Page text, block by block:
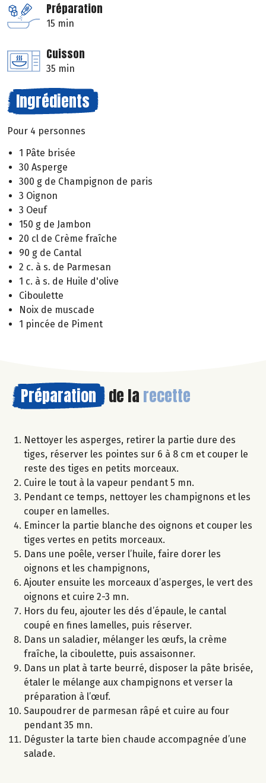
Préparation
15 min
Cuisson
35 min
Ingrédients
Pour 4 personnes
1 Pâte brisée
30 Asperge
300 g de Champignon de paris
3 Oignon
3 Oeuf
150 g de Jambon
20 cl de Crème fraîche
90 g de Cantal
2 c. à s. de Parmesan
1 c. à s. de Huile d'olive
Ciboulette
Noix de muscade
1 pincée de Piment
Préparation de la recette
Nettoyer les asperges, retirer la partie dure des
tiges, réserver les pointes sur 6 à 8 cm et couper le
reste des tiges en petits morceaux.
Cuire le tout à la vapeur pendant 5 mn.
Pendant ce temps, nettoyer les champignons et les
couper en lamelles.
Emincer la partie blanche des oignons et couper les
tiges vertes en petits morceaux.
Dans une poêle, verser l’huile, faire dorer les
oignons et les champignons,
Ajouter ensuite les morceaux d’asperges, le vert des
oignons et cuire 2-3 mn.
Hors du feu, ajouter les dés d’épaule, le cantal
coupé en fines lamelles, puis réserver.
Dans un saladier, mélanger les œufs, la crème
fraîche, la ciboulette, puis assaisonner.
Dans un plat à tarte beurré, disposer la pâte brisée,
étaler le mélange aux champignons et verser la
préparation à l’œuf.
Saupoudrer de parmesan râpé et cuire au four
pendant 35 mn.
Déguster la tarte bien chaude accompagnée d’une
salade.